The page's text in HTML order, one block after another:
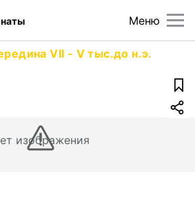
Меню
VII - V тыс.до н.э.
изображения